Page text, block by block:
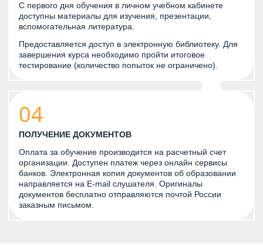
С первого дня обучения в личном учебном кабинете
доступны материалы для изучения, презентации,
вспомогательная литература.
Предоставляется доступ в электронную библиотеку. Для
завершения курса необходимо пройти итоговое
тестирование (количество попыток не ограничено).
04
ПОЛУЧЕНИЕ ДОКУМЕНТОВ
Оплата за обучение производится на расчетный счет
организации. Доступен платеж через онлайн сервисы
банков. Электронная копия документов об образовании
направляется на E-mail слушателя. Оригиналы
документов бесплатно отправляются почтой России
заказным письмом.